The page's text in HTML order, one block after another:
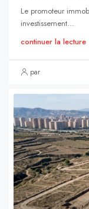
Le promoteur
investissement...
continuer la lecture
par